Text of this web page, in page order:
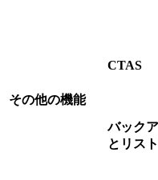
その他の機能
CTAS
バック
とリス